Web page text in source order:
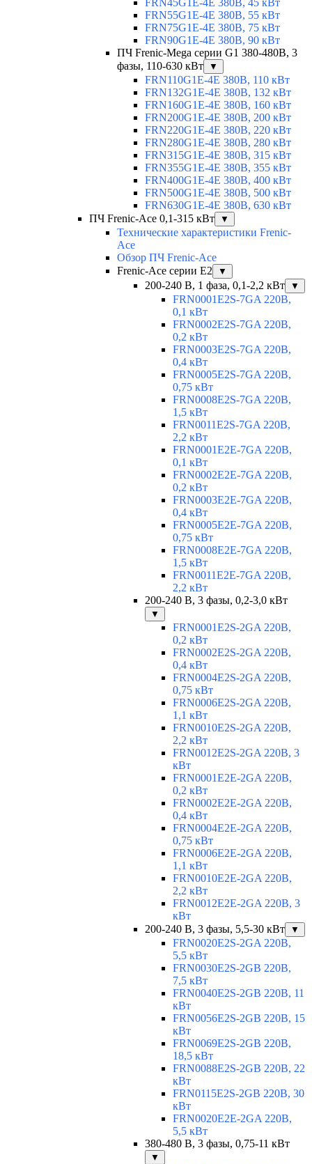
FRN45G1E-4E 380В, 45 кВт
FRN55G1E-4E 380В, 55 кВт
FRN75G1E-4E 380В, 75 кВт
FRN90G1E-4E 380В, 90 кВт
ПЧ Frenic-Mega серии G1 380-480В, 3
фазы, 110-630 кВт
▼
FRN110G1E-4E 380В, 110 кВт
FRN132G1E-4E 380В, 132 кВт
FRN160G1E-4E 380В, 160 кВт
FRN200G1E-4E 380В, 200 кВт
FRN220G1E-4E 380В, 220 кВт
FRN280G1E-4E 380В, 280 кВт
FRN315G1E-4E 380В, 315 кВт
FRN355G1E-4E 380В, 355 кВт
FRN400G1E-4E 380В, 400 кВт
FRN500G1E-4E 380В, 500 кВт
FRN630G1E-4E 380В, 630 кВт
ПЧ Frenic-Ace 0,1-315 кВт
▼
Технические характеристики Frenic-
Ace
Обзор ПЧ Frenic-Ace
Frenic-Ace серии E2
▼
200-240 В, 1 фаза, 0,1-2,2 кВт ▼
FRN0001E2S-7GA 220В,
0,1 кВт
FRN0002E2S-7GA 220В,
0,2 кВт
FRN0003E2S-7GA 220В,
0,4 кВт
FRN0005E2S-7GA 220В,
0,75 кВт
FRN0008E2S-7GA 220В,
1,5 кВт
FRN0011E2S-7GA 220В,
2,2 кВт
FRN0001E2E-7GA 220В,
0,1 кВт
FRN0002E2E-7GA 220В,
0,2 кВт
FRN0003E2E-7GA 220В,
0,4 кВт
FRN0005E2E-7GA 220В,
0,75 кВт
FRN0008E2E-7GA 220В,
1,5 кВт
FRN0011E2E-7GA 220В,
2,2 кВт
200-240 В, 3 фазы, 0,2-3,0 кВт
▼
FRN0001E2S-2GA 220В,
0,2 кВт
FRN0002E2S-2GA 220В,
0,4 кВт
FRN0004E2S-2GA 220В,
0,75 кВт
FRN0006E2S-2GA 220В,
1,1 кВт
FRN0010E2S-2GA 220В,
2,2 кВт
FRN0012E2S-2GA 220В, 3
кВт
FRN0001E2E-2GA 220В,
0,2 кВт
FRN0002E2E-2GA 220В,
0,4 кВт
FRN0004E2E-2GA 220В,
0,75 кВт
FRN0006E2E-2GA 220В,
1,1 кВт
FRN0010E2E-2GA 220В,
2,2 кВт
FRN0012E2E-2GA 220В, 3
кВт
200-240 В, 3 фазы, 5,5-30 кВт
▼
FRN0020E2S-2GA 220В,
5,5 кВт
FRN0030E2S-2GB 220В,
7,5 кВт
FRN0040E2S-2GB 220В, 11
кВт
FRN0056E2S-2GB 220В, 15
кВт
FRN0069E2S-2GB 220В,
18,5 кВт
FRN0088E2S-2GB 220В, 22
кВт
FRN0115E2S-2GB 220В, 30
кВт
FRN0020E2E-2GA 220В,
5,5 кВт
380-480 В, 3 фазы, 0,75-11 кВт
▼